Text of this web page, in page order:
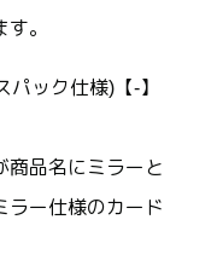
。
ック仕様)【-】
商品名にミラーと
ラー仕様のカード